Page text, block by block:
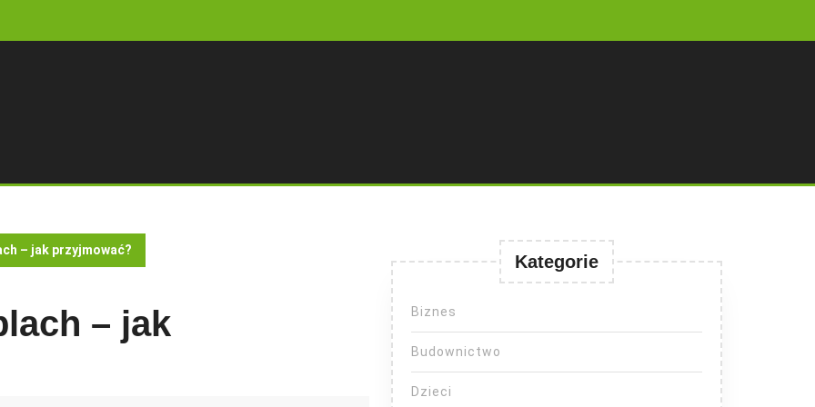
– jak przyjmować?
– jak
Kategorie
Biznes
Budownictwo
Dzieci